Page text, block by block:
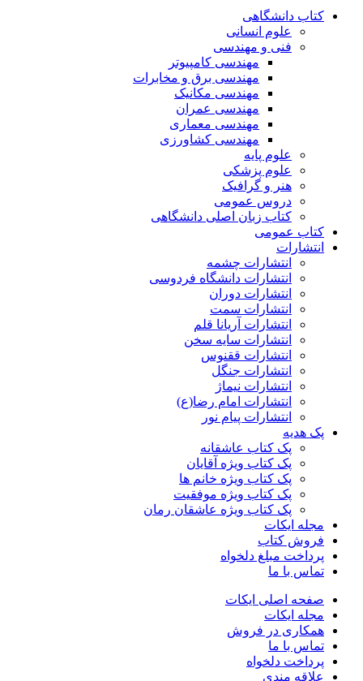
کتاب دانشگاهی
علوم انسانی
فنی و مهندسی
مهندسی کامپیوتر
مهندسی برق و مخابرات
مهندسی مکانیک
مهندسی عمران
مهندسی معماری
مهندسی کشاورزی
علوم پایه
علوم پزشکی
هنر و گرافیک
دروس عمومی
کتاب زبان اصلی دانشگاهی
کتاب عمومی
انتشارات
انتشارات چشمه
انتشارات دانشگاه فردوسی
انتشارات دوران
انتشارات سمت
انتشارات آریانا قلم
انتشارات سایه سخن
انتشارات ققنوس
انتشارات جنگل
انتشارات نیماژ
انتشارات امام رضا(ع)
انتشارات پیام نور
پک هدیه
پک کتاب عاشقانه
پک کتاب ویژه آقایان
پک کتاب ویژه خانم ها
پک کتاب ویژه موفقیت
پک کتاب ویژه عاشقان رمان
مجله ایکات
فروش کتاب
پرداخت مبلغ دلخواه
تماس با ما
صفحه اصلی ایکات
مجله ایکات
همکاری در فروش
تماس با ما
پرداخت دلخواه
علاقه مندی